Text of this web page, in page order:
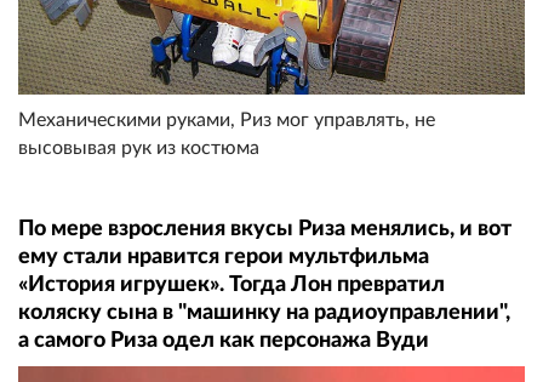
Механическими руками, Риз мог управлять, не
высовывая рук из костюма
По мере взросления вкусы Риза менялись, и вот
ему стали нравится герои мультфильма
«История игрушек». Тогда Лон превратил
коляску сына в "машинку на радиоуправлении",
а самого Риза одел как персонажа Вуди